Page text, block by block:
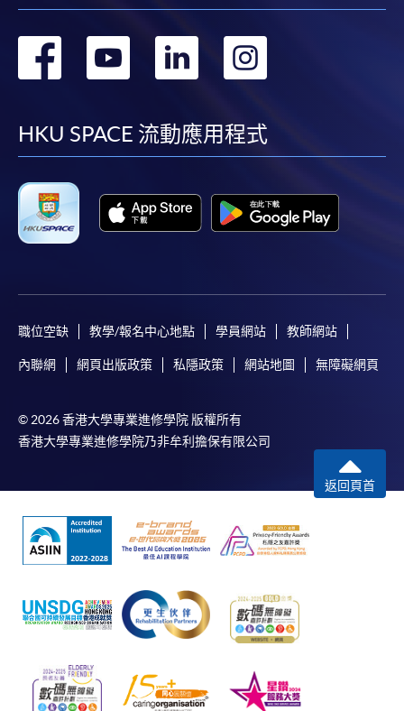
轉
facebook
轉
youtube
轉
linkedin
轉
HKU SPACE 流動應用程式
職位空缺 教學/報名中心地點 學員網站 教師網站
內聯網 網頁出版政策 私隱政策 網站地圖 無障礙網頁
© 2026 香港大學專業進修學院 版權所有
香港大學專業進修學院乃非牟利擔保有限公司
返回頁首